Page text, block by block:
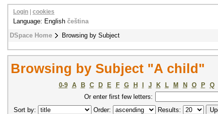
DSpace Home Browsing by Subject
Login cookies
Language: English čeština
Browsing by Subject "A child"
0-9 A B C D E F G H J K L M N O P
Q
Or enter first few letters:
Sort by:
Order: Results: